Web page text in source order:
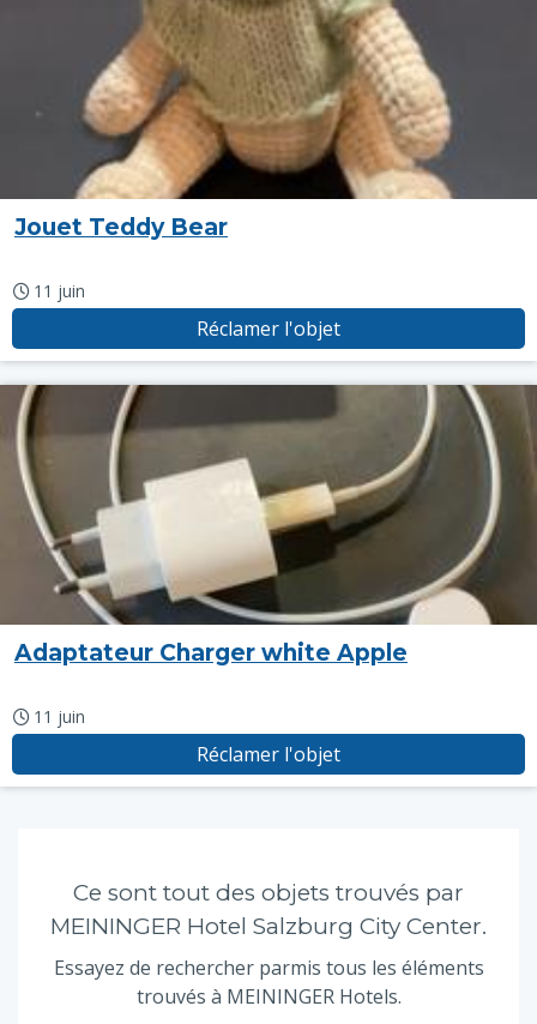
Jouet Teddy Bear
11 juin
Réclamer l'objet
Adaptateur Charger white Apple
11 juin
Réclamer l'objet
Ce sont tout des objets trouvés par
MEININGER Hotel Salzburg City Center.
Essayez de rechercher parmis tous les éléments
trouvés à MEININGER Hotels.